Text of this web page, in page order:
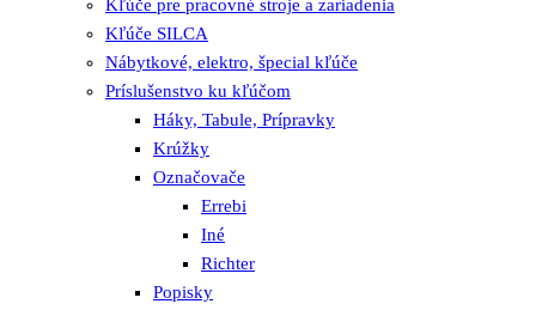
Kľúče pre pracovné stroje a zariadenia
Kľúče SILCA
Nábytkové, elektro, špecial kľúče
Príslušenstvo ku kľúčom
Háky, Tabule, Prípravky
Krúžky
Označovače
Errebi
Iné
Richter
Popisky